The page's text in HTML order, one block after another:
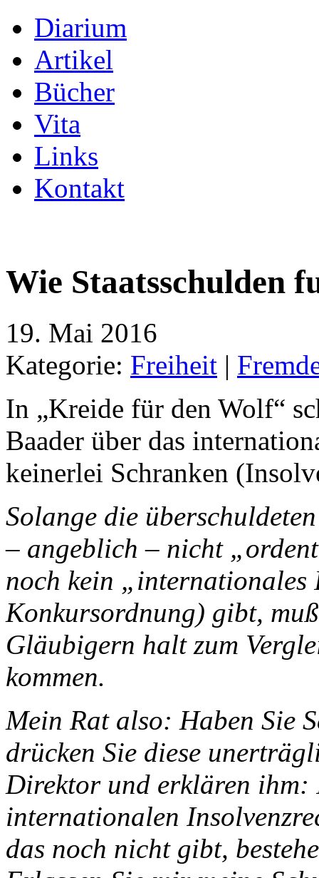
Diarium
Artikel
Bücher
Vita
Links
Kontakt
Wie Staatsschulden
19. Mai 2016
Kategorie: Freiheit |
In „Kreide für den Wolf“
Baader über das
keinerlei Schranken
Solange die
– angeblich – nicht
noch kein „internationales
Konkursordnung) gibt,
Gläubigern halt zum
kommen.
Mein Rat also: Haben Sie
drücken Sie diese
Direktor und erklären ihm:
internationalen
das noch nicht gibt,